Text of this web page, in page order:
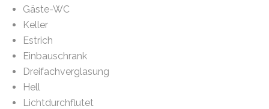
Gäste-WC
Keller
Estrich
Einbauschrank
Dreifachverglasung
Hell
Lichtdurchflutet